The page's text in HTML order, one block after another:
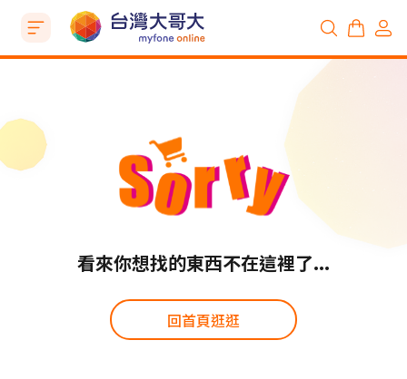
看來你想找的東西不在這裡了...
回首頁逛逛